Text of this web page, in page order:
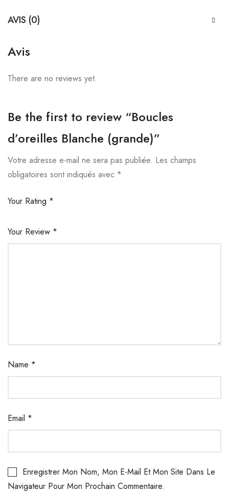
AVIS (0)
Avis
There are no reviews yet.
Be the first to review “Boucles
d’oreilles Blanche (grande)”
Votre adresse e-mail ne sera pas publiée. Les champs
obligatoires sont indiqués avec *
Your Rating *
Your Review *
Name *
Email *
Enregistrer Mon Nom, Mon E-Mail Et Mon Site Dans Le
Navigateur Pour Mon Prochain Commentaire.